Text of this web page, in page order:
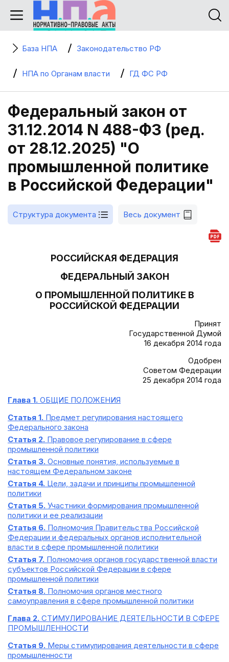
База НПА Законодательство РФ
НПА по Органам власти ГД ФС РФ
Федеральный закон от
31.12.2014 N 488-ФЗ (ред.
от 28.12.2025) "О
промышленной политике
в Российской Федерации"
Структура документа Весь документ
РОССИЙСКАЯ ФЕДЕРАЦИЯ
ФЕДЕРАЛЬНЫЙ ЗАКОН
О ПРОМЫШЛЕННОЙ ПОЛИТИКЕ В
РОССИЙСКОЙ ФЕДЕРАЦИИ
Принят
Государственной Думой
16 декабря 2014 года
Одобрен
Советом Федерации
25 декабря 2014 года
Глава 1. ОБЩИЕ ПОЛОЖЕНИЯ
Статья 1. Предмет регулирования настоящего
Федерального закона
Статья 2. Правовое регулирование в сфере
промышленной политики
Статья 3. Основные понятия, используемые в
настоящем Федеральном законе
Статья 4. Цели, задачи и принципы промышленной
политики
Статья 5. Участники формирования промышленной
политики и ее реализации
Статья 6. Полномочия Правительства Российской
Федерации и федеральных органов исполнительной
власти в сфере промышленной политики
Статья 7. Полномочия органов государственной власти
субъектов Российской Федерации в сфере
промышленной политики
Статья 8. Полномочия органов местного
самоуправления в сфере промышленной политики
Глава 2. СТИМУЛИРОВАНИЕ ДЕЯТЕЛЬНОСТИ В СФЕРЕ
ПРОМЫШЛЕННОСТИ
Статья 9. Меры стимулирования деятельности в сфере
промышленности